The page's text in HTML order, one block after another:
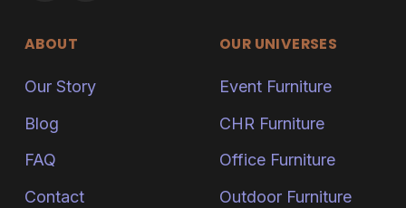
ABOUT
Our Story
Blog
FAQ
Contact
OUR UNIVERSES
Event Furniture
CHR Furniture
Office Furniture
Outdoor Furniture